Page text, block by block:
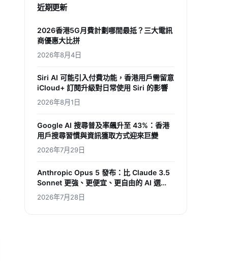
近期更新
2026香港5G月費計劃哪間最抵？三大電訊
商優惠大比拼
2026年8月4日
Siri AI 可能引入付費功能，香港用戶需留意
iCloud+ 訂閱升級對日常使用 Siri 的影響
2026年8月1日
Google AI 搜尋普及率飆升至 43%：香港
用戶搜尋習慣與資訊獲取方式迎來巨變
2026年7月29日
Anthropic Opus 5 發布：比 Claude 3.5
Sonnet 更強、更便宜、更自由的 AI 選
擇，香港用家如何受惠？
2026年7月28日